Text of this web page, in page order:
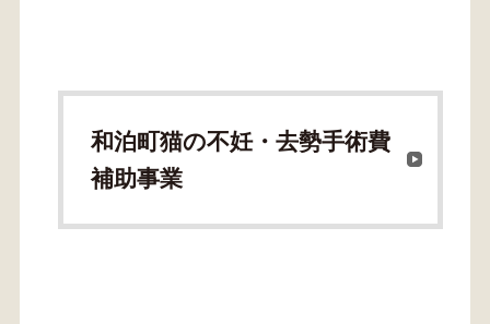
和泊町猫の不妊・去勢手術費
補助事業